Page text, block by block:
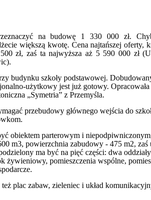
na budowę 1 330 000 zł.
większą kwotę. Cena najtańszej oferty,
zł, zaś ta najwyższa aż 5 590 000 zł
budynku szkoły podstawowej.
użytkowy jest już gotowy.
„Symetria” z Przemyśla.
przebudowy głównego wejścia do
obiektem parterowym i
m3, powierzchnia zabudowy - 475 m2,
ma być na pięć części: dwa
żywieniowy, pomieszczenia wspólne,
plac zabaw, zieleniec i układ